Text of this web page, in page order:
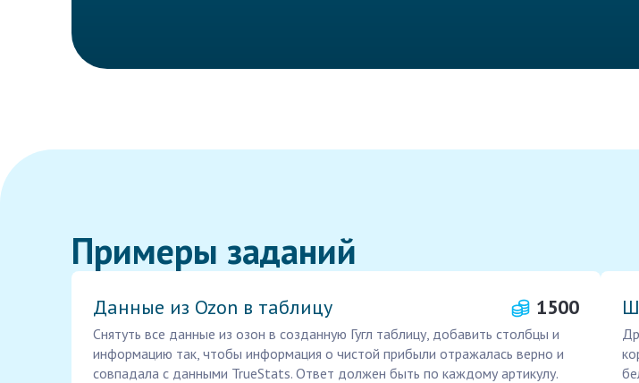
Примеры заданий
Данные из Ozon в таблицу 1500
Снятуть все данные из озон в созданную Гугл таблицу, добавить столбцы и
информацию так, чтобы информация о чистой прибыли отражалась верно и
совпадала с данными TrueStats. Ответ должен быть по каждому артикулу.